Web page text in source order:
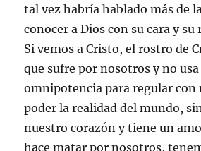
tal vez habría hablado más de
conocer a Dios con su cara y
Si vemos a Cristo, el rostro de
que sufre por nosotros y no usa
omnipotencia para regular con
poder la realidad del mundo,
nuestro corazón y tiene un
hace matar por nosotros,